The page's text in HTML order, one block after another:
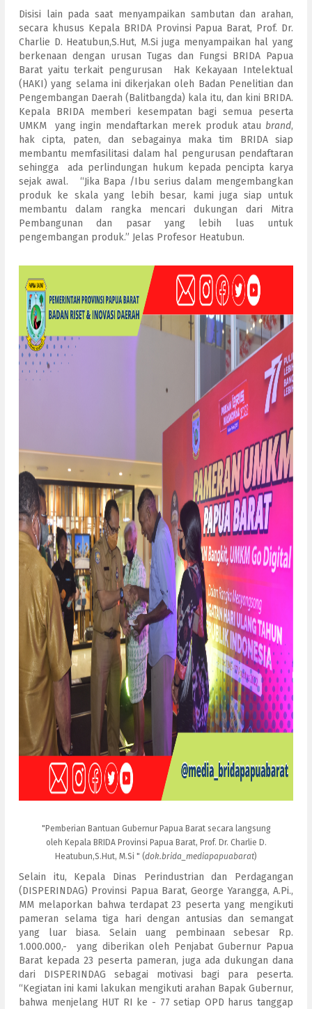
Disisi lain pada saat menyampaikan sambutan dan arahan,
secara khusus Kepala BRIDA Provinsi Papua Barat, Prof. Dr.
Charlie D. Heatubun,S.Hut, M.Si juga menyampaikan hal yang
berkenaan dengan urusan Tugas dan Fungsi BRIDA Papua
Barat yaitu terkait pengurusan Hak Kekayaan Intelektual
(HAKI) yang selama ini dikerjakan oleh Badan Penelitian dan
Pengembangan Daerah (Balitbangda) kala itu, dan kini BRIDA.
Kepala BRIDA memberi kesempatan bagi semua peserta
UMKM yang ingin mendaftarkan merek produk atau brand,
hak cipta, paten, dan sebagainya maka tim BRIDA siap
membantu memfasilitasi dalam hal pengurusan pendaftaran
sehingga ada perlindungan hukum kepada pencipta karya
sejak awal. “Jika Bapa /Ibu serius dalam mengembangkan
produk ke skala yang lebih besar, kami juga siap untuk
membantu dalam rangka mencari dukungan dari Mitra
Pembangunan dan pasar yang lebih luas untuk
pengembangan produk.” Jelas Profesor Heatubun.
"Pemberian Bantuan Gubernur Papua Barat secara langsung
oleh Kepala BRIDA Provinsi Papua Barat, Prof. Dr. Charlie D.
Heatubun,S.Hut, M.Si " (dok.brida_mediapapuabarat)
Selain itu, Kepala Dinas Perindustrian dan Perdagangan
(DISPERINDAG) Provinsi Papua Barat, George Yarangga, A.Pi.,
MM melaporkan bahwa terdapat 23 peserta yang mengikuti
pameran selama tiga hari dengan antusias dan semangat
yang luar biasa. Selain uang pembinaan sebesar Rp.
1.000.000,- yang diberikan oleh Penjabat Gubernur Papua
Barat kepada 23 peserta pameran, juga ada dukungan dana
dari DISPERINDAG sebagai motivasi bagi para peserta.
“Kegiatan ini kami lakukan mengikuti arahan Bapak Gubernur,
bahwa menjelang HUT RI ke - 77 setiap OPD harus tanggap